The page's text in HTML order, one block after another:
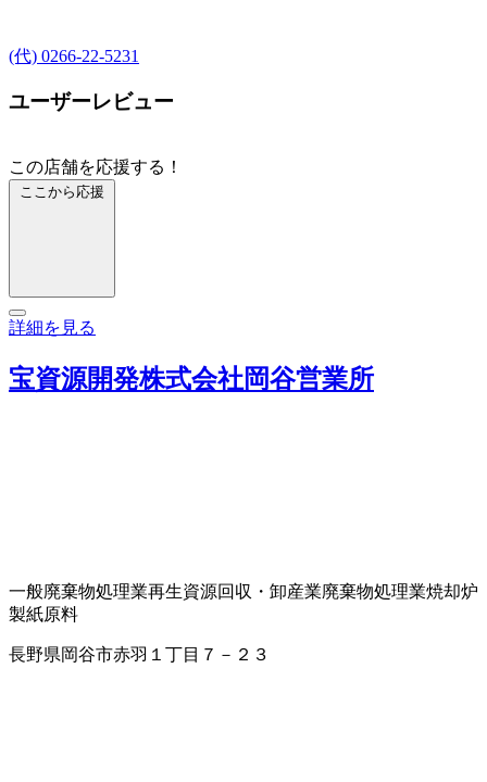
(代) 0266-22-5231
ユーザーレビュー
この店舗を応援する！
ここから応援
詳細を見る
宝資源開発株式会社岡谷営業所
一般廃棄物処理業再生資源回収・卸産業廃棄物処理業焼却炉
製紙原料
長野県岡谷市赤羽１丁目７－２３